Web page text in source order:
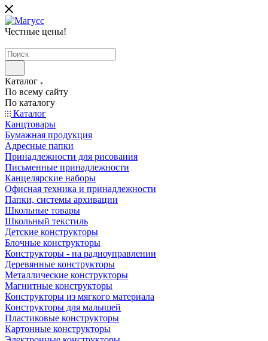
Честные цены!
Каталог
По всему сайту
По каталогу
Каталог
Канцтовары
Бумажная продукция
Адресные папки
Принадлежности для рисования
Письменные принадлежности
Канцелярские наборы
Офисная техника и принадлежности
Папки, системы архивации
Школьные товары
Школьный текстиль
Детские конструкторы
Блочные конструкторы
Конструкторы - на радиоуправлении
Деревянные конструкторы
Металлические конструкторы
Магнитные конструкторы
Конструкторы из мягкого материала
Конструкторы для малышей
Пластиковые конструкторы
Картонные конструкторы